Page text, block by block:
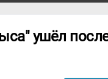
ушёл